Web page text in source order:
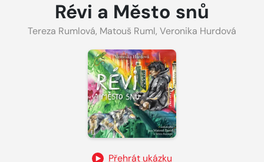
Révi a Město snů
Tereza Rumlová, Matouš Ruml, Veronika Hurdová
Přehrát ukázku